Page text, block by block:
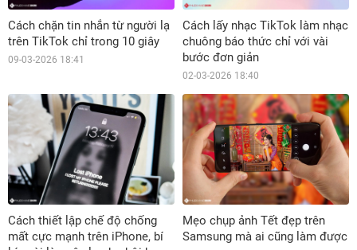
Cách chặn tin nhắn từ người lạ
trên TikTok chỉ trong 10 giây
09-03-2026 18:41
Cách lấy nhạc TikTok làm nhạc
chuông báo thức chỉ với vài
bước đơn giản
02-03-2026 18:40
Cách thiết lập chế độ chống
mất cực mạnh trên iPhone, bí
Mẹo chụp ảnh Tết đẹp trên
Samsung mà ai cũng làm được